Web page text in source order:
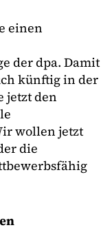
einen
der dpa. Damit
künftig in der
jetzt den
wollen jetzt
die